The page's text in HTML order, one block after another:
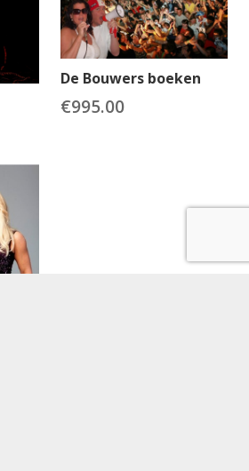
De Bouwers boeken
€995.00